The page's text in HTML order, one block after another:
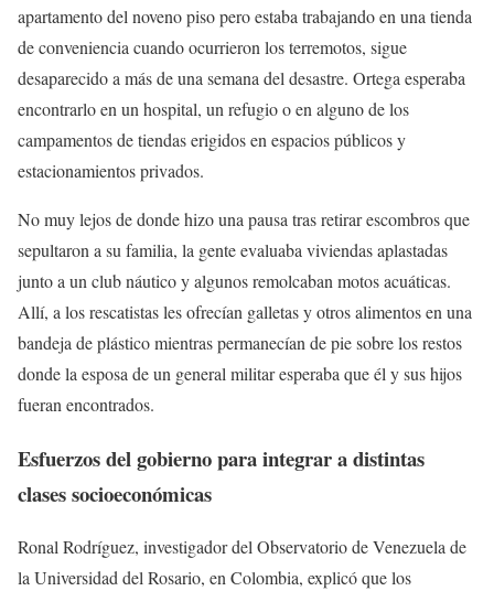
apartamento del noveno piso pero estaba trabajando en una tienda
de conveniencia cuando ocurrieron los terremotos, sigue
desaparecido a más de una semana del desastre. Ortega esperaba
encontrarlo en un hospital, un refugio o en alguno de los
campamentos de tiendas erigidos en espacios públicos y
estacionamientos privados.
No muy lejos de donde hizo una pausa tras retirar escombros que
sepultaron a su familia, la gente evaluaba viviendas aplastadas
junto a un club náutico y algunos remolcaban motos acuáticas.
Allí, a los rescatistas les ofrecían galletas y otros alimentos en una
bandeja de plástico mientras permanecían de pie sobre los restos
donde la esposa de un general militar esperaba que él y sus hijos
fueran encontrados.
Esfuerzos del gobierno para integrar a distintas
clases socioeconómicas
Ronal Rodríguez, investigador del Observatorio de Venezuela de
la Universidad del Rosario, en Colombia, explicó que los